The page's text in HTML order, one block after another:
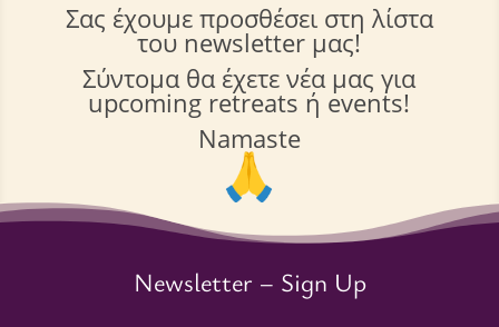
Σας έχουμε προσθέσει στη λίστα
του newsletter μας!
Σύντομα θα έχετε νέα μας για
upcoming retreats ή events!
Namaste
Newsletter – Sign Up